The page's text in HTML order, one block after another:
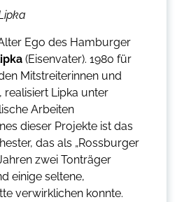
Ego des Hamburger
(Eisenvater). 1980 für
Mitstreiterinnen und
Lipka unter
Arbeiten
dieser Projekte ist das
das als „Rossburger
zwei Tonträger
einige seltene,
verwirklichen konnte.